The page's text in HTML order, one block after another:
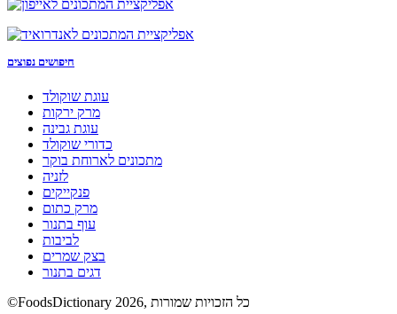
חיפושים נפוצים
עוגת שוקולד
מרק ירקות
עוגת גבינה
כדורי שוקולד
מתכונים לארוחת בוקר
לזניה
פנקייקים
מרק כתום
עוף בתנור
לביבות
בצק שמרים
דגים בתנור
©FoodsDictionary 2026, כל הזכויות שמורות